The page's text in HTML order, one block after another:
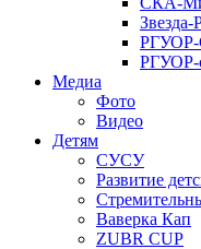
РГУОР-
РГУОР-
Медиа
Фото
Видео
Детям
СУСУ
Развитие
Ваверка Кап
ZUBR CUP